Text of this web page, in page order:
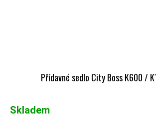
Přídavné sedlo City Boss K600 /
Skladem